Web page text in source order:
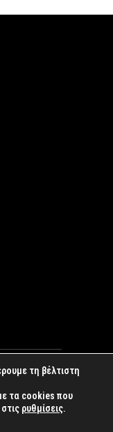
τη βέλτιστη
τα cookies που
ρυθμίσεις.